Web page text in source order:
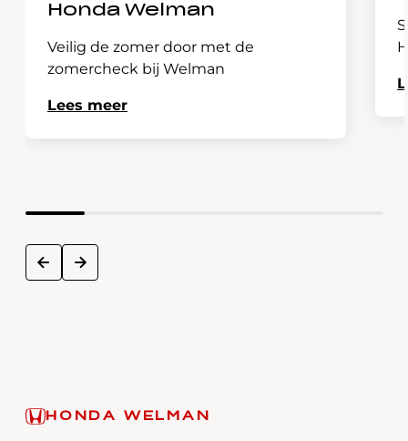
Honda Welman
Veilig de zomer door met de
zomercheck bij Welman
Lees meer
prev next
HONDA WELMAN